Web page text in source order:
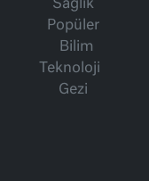
Sağlık
Popüler
Bilim
Teknoloji
Gezi